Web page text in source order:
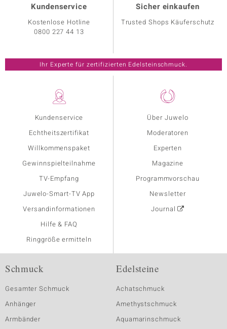
Kundenservice
Echtheitszertifikat
Willkommenspaket
Gewinnspielteilnahme
TV-Empfang
Juwelo-Smart-TV App
Versandinformationen
Hilfe & FAQ
Ringgröße ermitteln
Über Juwelo
Moderatoren
Experten
Magazine
Programmvorschau
Newsletter
Journal
Kundenservice
Kostenlose Hotline
0800 227 44 13
Sicher einkaufen
Trusted Shops Käuferschutz
Ihr Experte für zertifizierten Edelsteinschmuck.
Schmuck
Gesamter Schmuck
Anhänger
Armbänder
Edelsteine
Achatschmuck
Amethystschmuck
Aquamarinschmuck